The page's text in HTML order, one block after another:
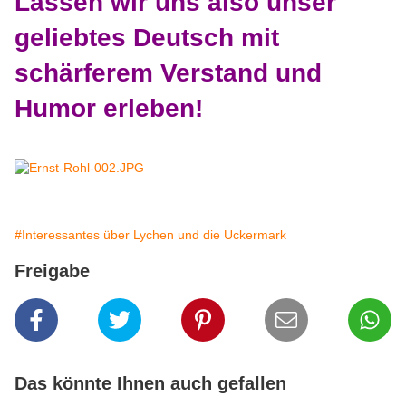
geliebtes Deutsch mit
schärferem Verstand und
Humor erleben!
#Interessantes über Lychen und die Uckermark
Freigabe
Das könnte Ihnen auch gefallen